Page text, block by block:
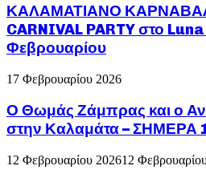
ΚΑΛΑΜΑΤΙΑΝΟ
CARNIVAL PARTY στο
Φεβρουαρίου
17 Φεβρουαρίου 2026
Ο Θωμάς Ζάμπρας και ο
στην Καλαμάτα – ΣΗΜΕΡΑ
12 Φεβρουαρίου 202612